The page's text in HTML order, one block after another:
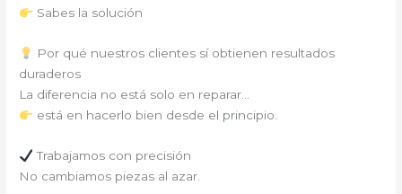
Sabes la solución
Por qué nuestros clientes sí obtienen resultados
duraderos
La diferencia no está solo en reparar…
está en hacerlo bien desde el principio.
Trabajamos con precisión
No cambiamos piezas al azar.